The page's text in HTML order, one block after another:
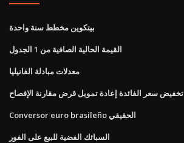
بيتكوين مخطط سنة واحدة
القيمة الحالية الصافية من 1 الجدول
معدلات مبادلة الفانيليا
تخفيض سعر الفائدة إعادة تمويل قرض مقارنة الإفصاح
Conversor euro brasileño الحقيقي
السبائك الفضية للبيع على الفور